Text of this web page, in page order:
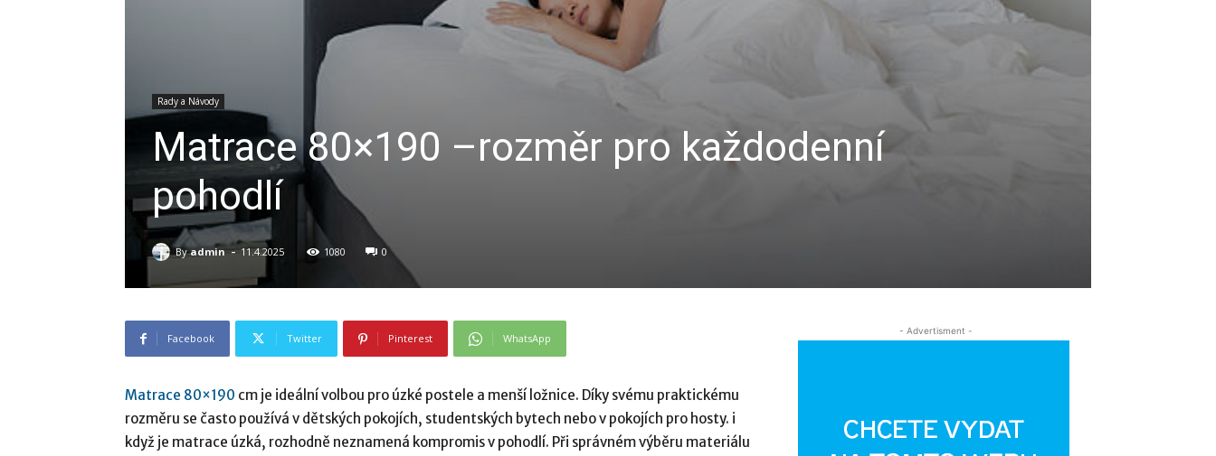
Rady a Návody
Matrace 80×190 –rozměr pro každodenní
pohodlí
By admin - 11.4.2025 1080 0
Facebook Twitter Pinterest WhatsApp
Matrace 80×190 cm je ideální volbou pro úzké postele a menší ložnice. Díky svému praktickému
rozměru se často používá v dětských pokojích, studentských bytech nebo v pokojích pro hosty. i
když je matrace úzká, rozhodně neznamená kompromis v pohodlí. Při správném výběru materiálu
- Advertisment -